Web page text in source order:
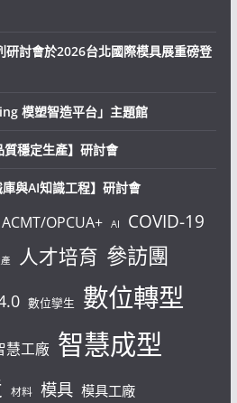
討會於2026台北國際模具展重磅登
模塑智造平台」主題館
穩定生產】研討會
與AI知識工程】研討會
ACMT/OPCUA+ AI COVID-19
人才培育 參訪團
數位孿生 數位轉型
慧工廠 智慧成型
材料 模具 模具工廠